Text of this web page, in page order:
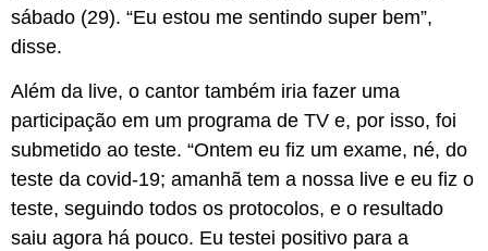
sábado (29). “Eu estou me sentindo super bem”,
disse.
Além da live, o cantor também iria fazer uma
participação em um programa de TV e, por isso, foi
submetido ao teste. “Ontem eu fiz um exame, né, do
teste da covid-19; amanhã tem a nossa live e eu fiz o
teste, seguindo todos os protocolos, e o resultado
saiu agora há pouco. Eu testei positivo para a